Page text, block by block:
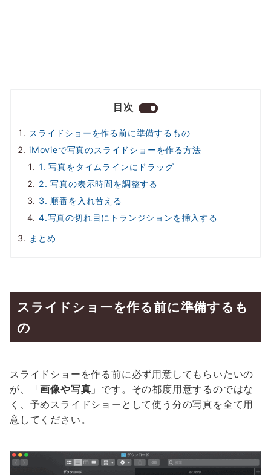
目次
スライドショーを作る前に準備するもの
iMovieで写真のスライドショーを作る方法
1. 写真をタイムラインにドラッグ
2. 写真の表示時間を調整する
3. 順番を入れ替える
4.写真の切れ目にトランジションを挿入する
まとめ
スライドショーを作る前に準備するも
の
スライドショーを作る前に必ず用意してもらいたいの
が、「画像や写真 」です。その都度用意するのではな
く、予めスライドショーとして使う分の写真を全て用
意してください。